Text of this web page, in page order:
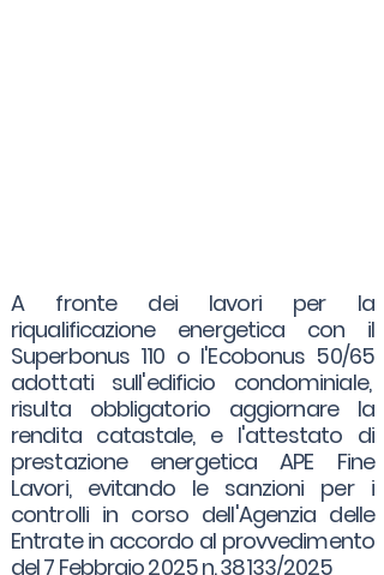
A fronte dei lavori per la
riqualificazione energetica con il
Superbonus 110 o l'Ecobonus 50/65
adottati sull'edificio condominiale,
risulta obbligatorio aggiornare la
rendita catastale, e l'attestato di
prestazione energetica APE Fine
Lavori, evitando le sanzioni per i
controlli in corso dell'Agenzia delle
Entrate in accordo al provvedimento
del 7 Febbraio 2025 n. 38133/2025